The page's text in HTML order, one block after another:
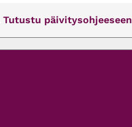
Tutustu päivitysohjeeseen